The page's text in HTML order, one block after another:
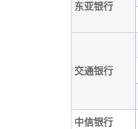
东亚银行
交通银行
中信银行